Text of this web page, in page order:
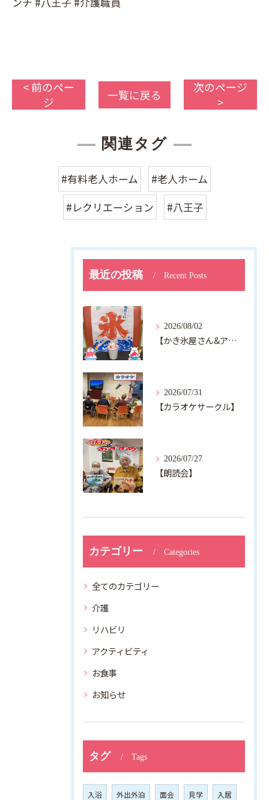
< 前のペー
ジ
一覧に戻る
次のページ
>
関連タグ
#有料老人ホーム
#老人ホーム
#レクリエーション
#八王子
カテゴリー Categories
全てのカテゴリー
介護
リハビリ
アクティビティ
お食事
お知らせ
最近の投稿 Recent Posts
2026/08/02
【かき氷屋さん&アルジャン向日葵】
2026/07/31
【カラオケサークル】
2026/07/27
【朗読会】
タグ Tags
入浴 外出外泊 面会 見学 入居